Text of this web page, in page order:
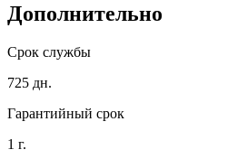
Дополнительно
Срок службы
725 дн.
Гарантийный срок
1 г.